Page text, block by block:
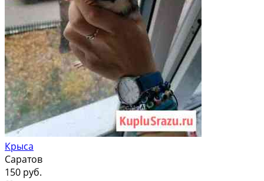
Крыса
Саратов
150 руб.